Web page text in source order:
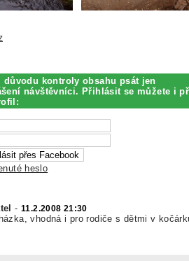
důvodu kontroly obsahu psát jen
návštěvníci. Přihlásit se můžete i
heslo
- 11.2.2008 21:30
vhodná i pro rodiče s dětmi v